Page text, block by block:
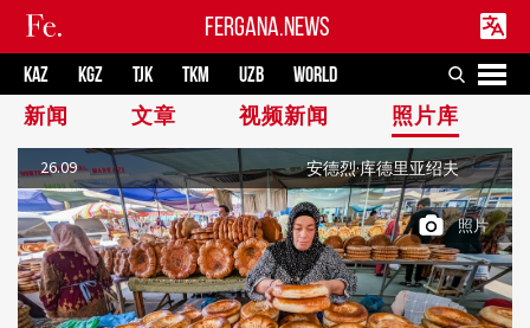
FERGANA.NEWS
KAZ KGZ TJK TKM UZB
WORLD
新闻
文章 视频新闻 照片库
26.09 安德烈·库德里亚绍夫
照片